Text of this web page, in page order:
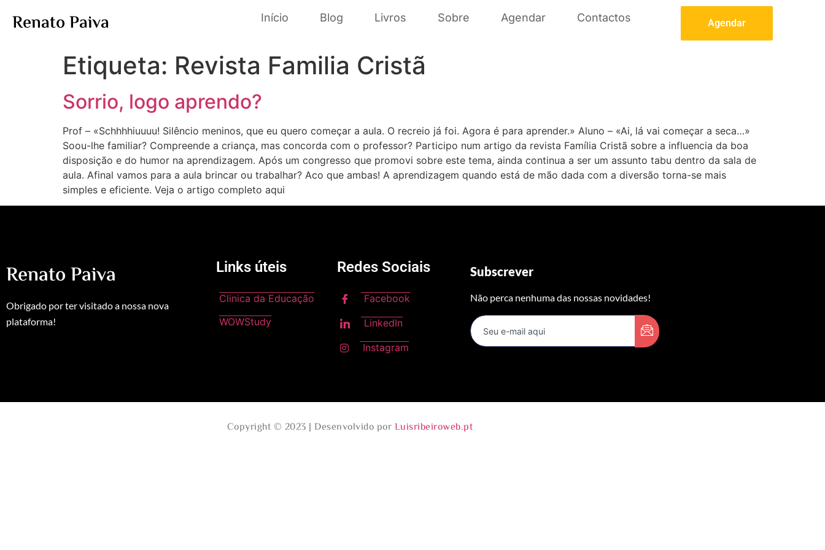
Renato Paiva Início Blog Livros Sobre Agendar Contactos Agendar
Etiqueta: Revista Familia Cristã
Sorrio, logo aprendo?
Prof – «Schhhhiuuuu! Silêncio meninos, que eu quero começar a aula. O recreio já foi. Agora é para aprender.» Aluno – «Ai, lá vai começar a seca…»
Soou-lhe familiar? Compreende a criança, mas concorda com o professor? Participo num artigo da revista Família Cristã sobre a influencia da boa
disposição e do humor na aprendizagem. Após um congresso que promovi sobre este tema, ainda continua a ser um assunto tabu dentro da sala de
aula. Afinal vamos para a aula brincar ou trabalhar? Aco que ambas! A aprendizagem quando está de mão dada com a diversão torna-se mais
simples e eficiente. Veja o artigo completo aqui
Renato Paiva
Obrigado por ter visitado a nossa nova
plataforma!
Links úteis
Clinica da Educação
WOWStudy
Redes Sociais
Facebook
LinkedIn
Instagram
Subscrever
Não perca nenhuma das nossas novidades!
Copyright © 2023 | Desenvolvido por Luisribeiroweb.pt